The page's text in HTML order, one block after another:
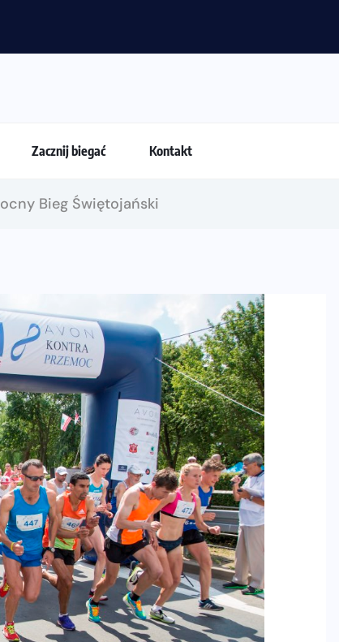
Zacznij biegać Kontakt
Bieg Świętojański